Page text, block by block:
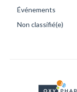
Événements
Non classifié(e)